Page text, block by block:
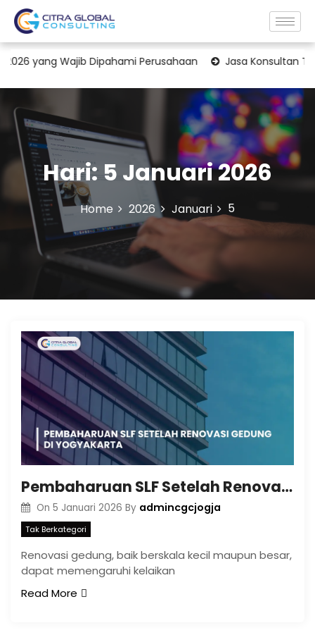
Dipahami Perusahaan Jasa Konsultan Transfer
Hari: 5 Januari 2026
Home 2026 Januari 5
Pembaharuan SLF Setelah Renovasi Gedung di Yogyakarta
On 5 Januari 2026 By admincgcjogja
Tak Berkategori
Renovasi gedung, baik berskala kecil maupun besar,
dapat memengaruhi kelaikan
Read More